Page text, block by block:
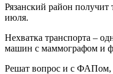
Рязанский район
июля.
Нехватка транспорта –
машин с маммографом и
Решат вопрос и с ФАПом,